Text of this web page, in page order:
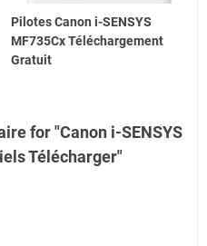
Pilotes Canon i-SENSYS
MF735Cx Téléchargement
Gratuit
for "Canon i-SENSYS
Télécharger"